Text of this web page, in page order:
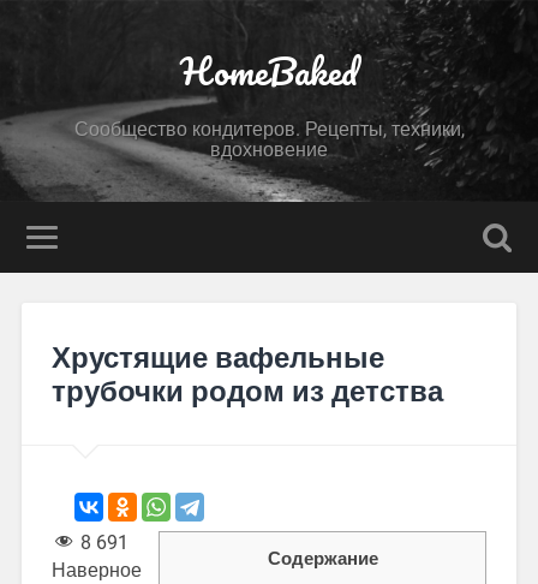
HomeBaked
Сообщество кондитеров. Рецепты, техники,
вдохновение
Хрустящие вафельные
трубочки родом из детства
Содержание
8 691
Наверное